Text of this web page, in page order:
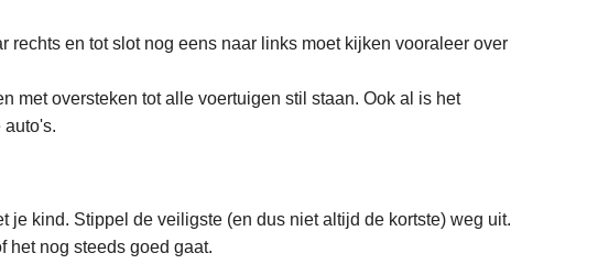
rechts en tot slot nog eens naar links moet kijken vooraleer over
met oversteken tot alle voertuigen stil staan. Ook al is het
auto's.
je kind. Stippel de veiligste (en dus niet altijd de kortste) weg uit.
het nog steeds goed gaat.